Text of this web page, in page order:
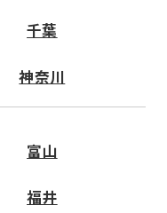
千葉
神奈川
富山
福井